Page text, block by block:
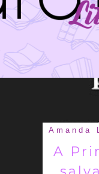
Amanda Lovelace
A Princesa